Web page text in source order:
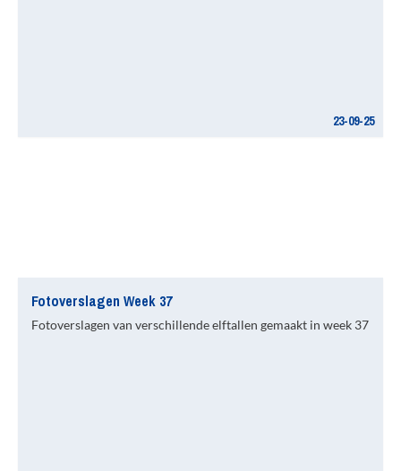
23-09-25
Fotoverslagen Week 37
Fotoverslagen van verschillende elftallen gemaakt in week 37